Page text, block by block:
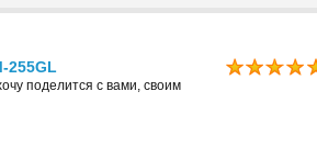
255GL
поделится с вами, своим